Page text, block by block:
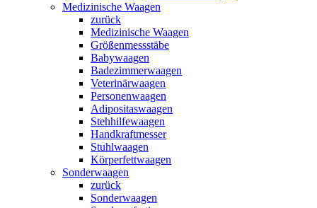
Medizinische Waagen
zurück
Medizinische Waagen
Größenmessstäbe
Babywaagen
Badezimmerwaagen
Veterinärwaagen
Personenwaagen
Adipositaswaagen
Stehhilfewaagen
Handkraftmesser
Stuhlwaagen
Körperfettwaagen
Sonderwaagen
zurück
Sonderwaagen